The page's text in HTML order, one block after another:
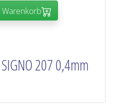
207 0,4mm